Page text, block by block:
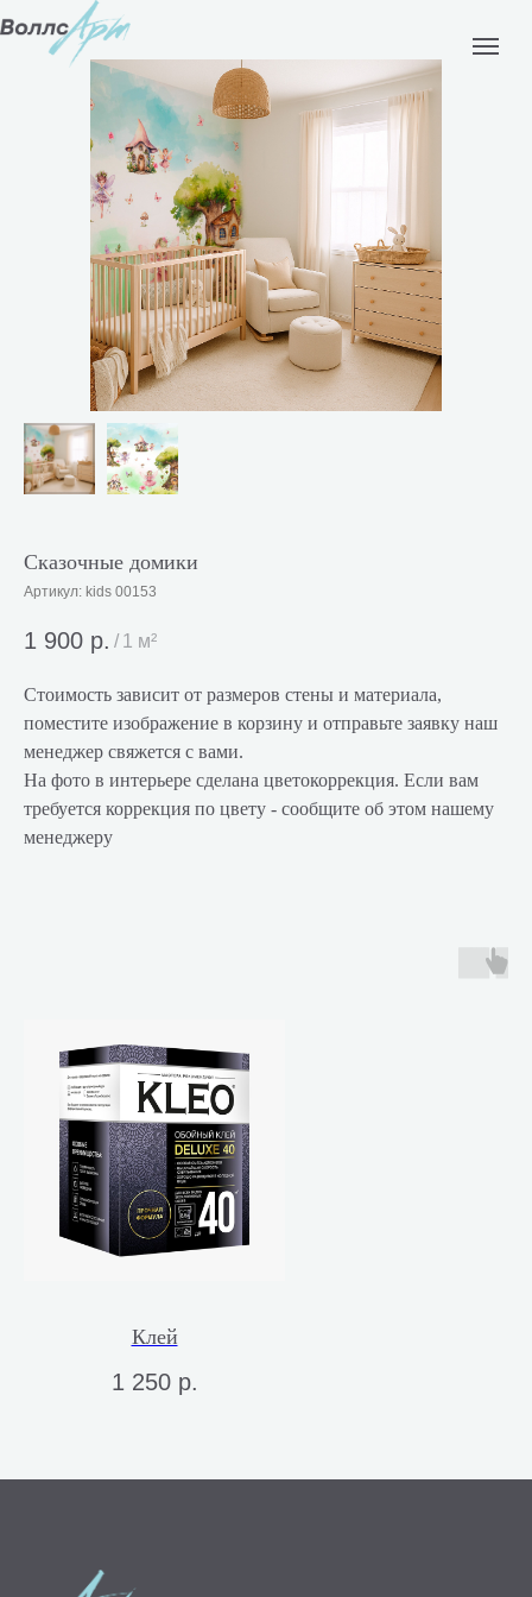
Сказочные домики
Артикул: kids 00153
1 900 р. / 1 м²
Стоимость зависит от размеров стены и материала,
поместите изображение в корзину и отправьте заявку наш
менеджер свяжется с вами.
На фото в интерьере сделана цветокоррекция. Если вам
требуется коррекция по цвету - сообщите об этом нашему
менеджеру
Клей
1 250 р.